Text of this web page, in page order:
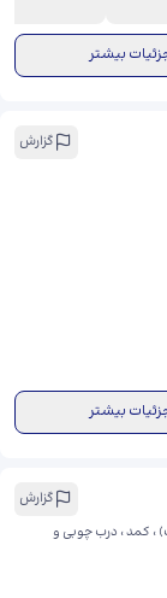
بیشتر
گزارش
بیشتر
گزارش
نئوکلاسیک) ، کمد ، درب چوبی و